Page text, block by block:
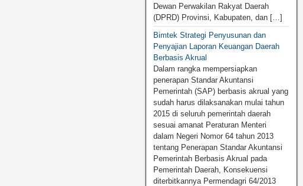
Dewan Perwakilan Rakyat Daerah
(DPRD) Provinsi, Kabupaten, dan […]
Bimtek Strategi Penyusunan dan
Penyajian Laporan Keuangan Daerah
Berbasis Akrual
Dalam rangka mempersiapkan
penerapan Standar Akuntansi
Pemerintah (SAP) berbasis akrual yang
sudah harus dilaksanakan mulai tahun
2015 di seluruh pemerintah daerah
sesuai amanat Peraturan Menteri
dalam Negeri Nomor 64 tahun 2013
tentang Penerapan Standar Akuntansi
Pemerintah Berbasis Akrual pada
Pemerintah Daerah, Konsekuensi
diterbitkannya Permendagri 64/2013